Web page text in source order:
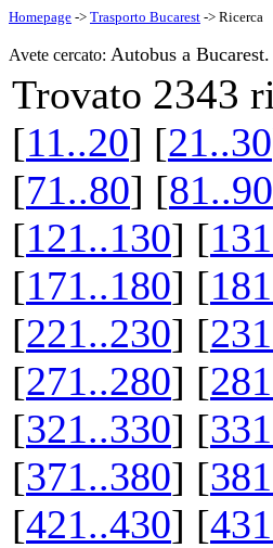
Homepage -> Trasporto Bucarest -> Ricerca
Avete cercato: Autobus a Bucarest.
Trovato 2343
[11..20] [21..30
[71..80] [81..90
[121..130] [
[171..180] [
[221..230] [
[271..280] [
[321..330] [
[371..380] [
[421..430] [